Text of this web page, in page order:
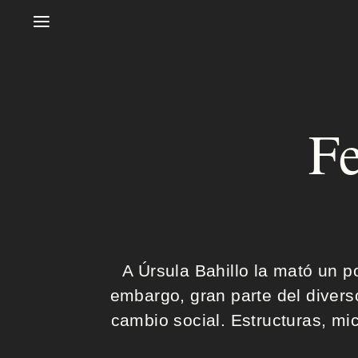
≡
c
i
o
A Úrsula Bahillo la mató un
embargo, gran parte del
cambio social. Estructuras,